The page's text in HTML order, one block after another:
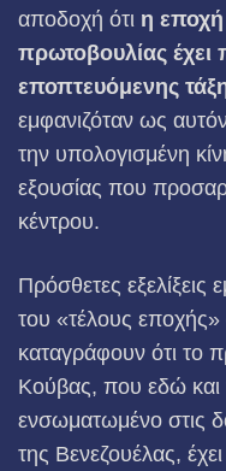
αποδοχή ότι η εποχή
πρωτοβουλίας έχει
εποπτευόμενης
εμφανιζόταν ως
την υπολογισμένη
εξουσίας που
κέντρου.
Πρόσθετες
του «τέλους
καταγράφουν ότι το
Κούβας, που εδώ και
ενσωματωμένο στις
της Βενεζουέλας,